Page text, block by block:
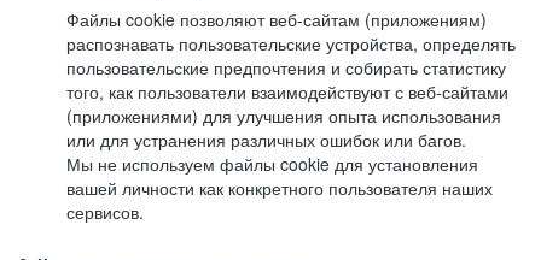
Файлы cookie позволяют веб-сайтам (приложениям)
распознавать пользовательские устройства, определять
пользовательские предпочтения и собирать статистику
того, как пользователи взаимодействуют с веб-сайтами
(приложениями) для улучшения опыта использования
или для устранения различных ошибок или багов.
Мы не используем файлы cookie для установления
вашей личности как конкретного пользователя наших
сервисов.